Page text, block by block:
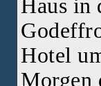
Haus in
Hotel
Morgen